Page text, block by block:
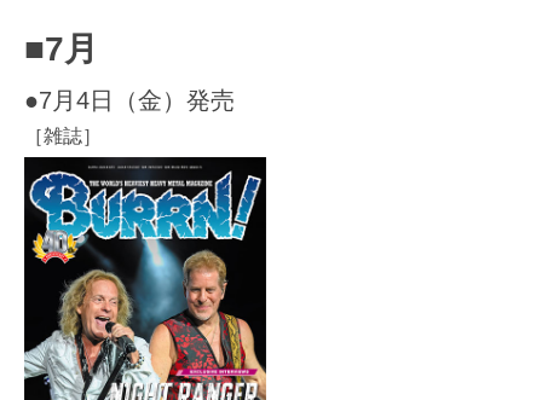
■7月
●7月4日（金）発売
［雑誌］